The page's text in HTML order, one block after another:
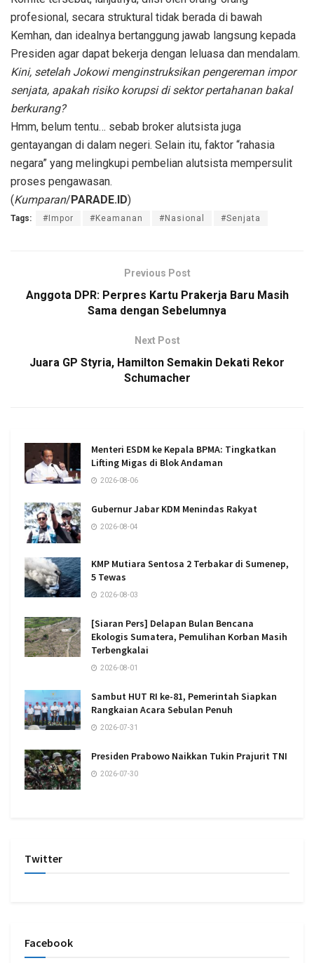
profesional, secara struktural tidak berada di bawah
Kemhan, dan idealnya bertanggung jawab langsung kepada
Presiden agar dapat bekerja dengan leluasa dan mendalam.
Kini, setelah Jokowi menginstruksikan pengereman impor
senjata, apakah risiko korupsi di sektor pertahanan bakal
berkurang?
Hmm, belum tentu… sebab broker alutsista juga
gentayangan di dalam negeri. Selain itu, faktor “rahasia
negara” yang melingkupi pembelian alutsista mempersulit
proses pengawasan.
(Kumparan/ PARADE.ID)
Tags: #Impor #Keamanan #Nasional #Senjata
Previous Post
Anggota DPR: Perpres Kartu Prakerja Baru Masih
Sama dengan Sebelumnya
Next Post
Juara GP Styria, Hamilton Semakin Dekati Rekor
Schumacher
Menteri ESDM ke Kepala BPMA: Tingkatkan
Lifting Migas di Blok Andaman
2026-08-06
Gubernur Jabar KDM Menindas Rakyat
2026-08-04
KMP Mutiara Sentosa 2 Terbakar di Sumenep,
5 Tewas
2026-08-03
[Siaran Pers] Delapan Bulan Bencana
Ekologis Sumatera, Pemulihan Korban Masih
Terbengkalai
2026-08-01
Sambut HUT RI ke-81, Pemerintah Siapkan
Rangkaian Acara Sebulan Penuh
2026-07-31
Presiden Prabowo Naikkan Tukin Prajurit TNI
2026-07-30
Twitter
Facebook